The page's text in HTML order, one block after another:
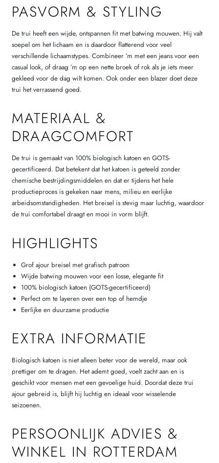
PASVORM & STYLING
De trui heeft een wijde, ontspannen fit met batwing mouwen. Hij valt
soepel om het lichaam en is daardoor flatterend voor veel
verschillende lichaamstypes. Combineer ’m met een jeans voor een
casual look, of draag ’m op een nette broek of rok als je iets meer
gekleed voor de dag wilt komen. Ook onder een blazer doet deze
trui het verrassend goed.
MATERIAAL &
DRAAGCOMFORT
De trui is gemaakt van 100% biologisch katoen en GOTS-
gecertificeerd. Dat betekent dat het katoen is geteeld zonder
chemische bestrijdingsmiddelen en dat er tijdens het hele
productieproces is gekeken naar mens, milieu en eerlijke
arbeidsomstandigheden. Het breisel is stevig maar luchtig, waardoor
de trui comfortabel draagt en mooi in vorm blijft.
HIGHLIGHTS
Grof ajour breisel met grafisch patroon
Wijde batwing mouwen voor een losse, elegante fit
100% biologisch katoen (GOTS-gecertificeerd)
Perfect om te layeren over een top of hemdje
Eerlijke en duurzame productie
EXTRA INFORMATIE
Biologisch katoen is niet alleen beter voor de wereld, maar ook
prettiger om te dragen. Het ademt goed, voelt zacht aan en is
geschikt voor mensen met een gevoelige huid. Doordat deze trui
ajour gebreid is, blijft hij luchtig en ideaal voor wisselende
seizoenen.
PERSOONLIJK ADVIES &
WINKEL IN ROTTERDAM